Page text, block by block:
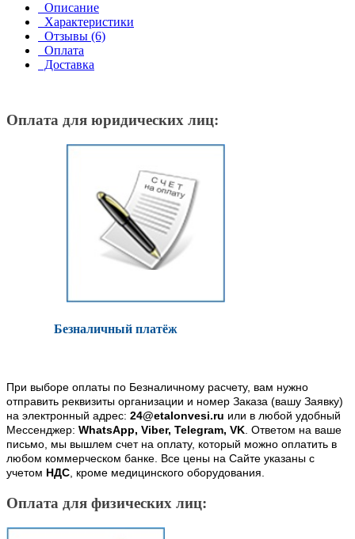
Описание
Характеристики
Отзывы (6)
Оплата
Доставка
Оплата для юридических лиц:
Безналичный платёж
При выборе оплаты по Безналичному расчету, вам нужно
отправить реквизиты организации и номер Заказа (вашу Заявку)
на электронный адрес: 24@etalonvesi.ru или в любой удобный
Мессенджер: WhatsApp, Viber, Telegram, VK. Ответом на ваше
письмо, мы вышлем счет на оплату, который можно оплатить в
любом коммерческом банке. Все цены на Сайте указаны с
учетом НДС, кроме медицинского оборудования.
Оплата для физических лиц: